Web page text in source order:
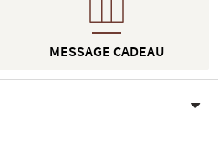
MESSAGE CADEAU